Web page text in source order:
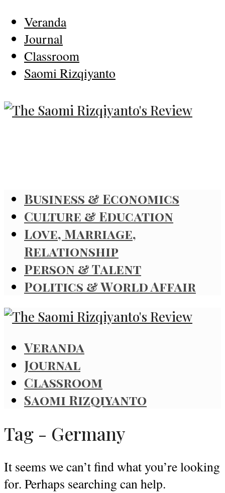
Veranda
Journal
Classroom
Saomi Rizqiyanto
Business & Economics
Culture & Education
Love, Marriage,
Relationship
Person & Talent
Politics & World Affair
Veranda
Journal
Classroom
Saomi Rizqiyanto
Tag - Germany
It seems we can’t find what you’re looking
for. Perhaps searching can help.